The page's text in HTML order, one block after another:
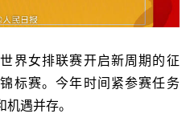
界女排联赛开启新周期的征
标赛。今年时间紧参赛任务
遇并存。